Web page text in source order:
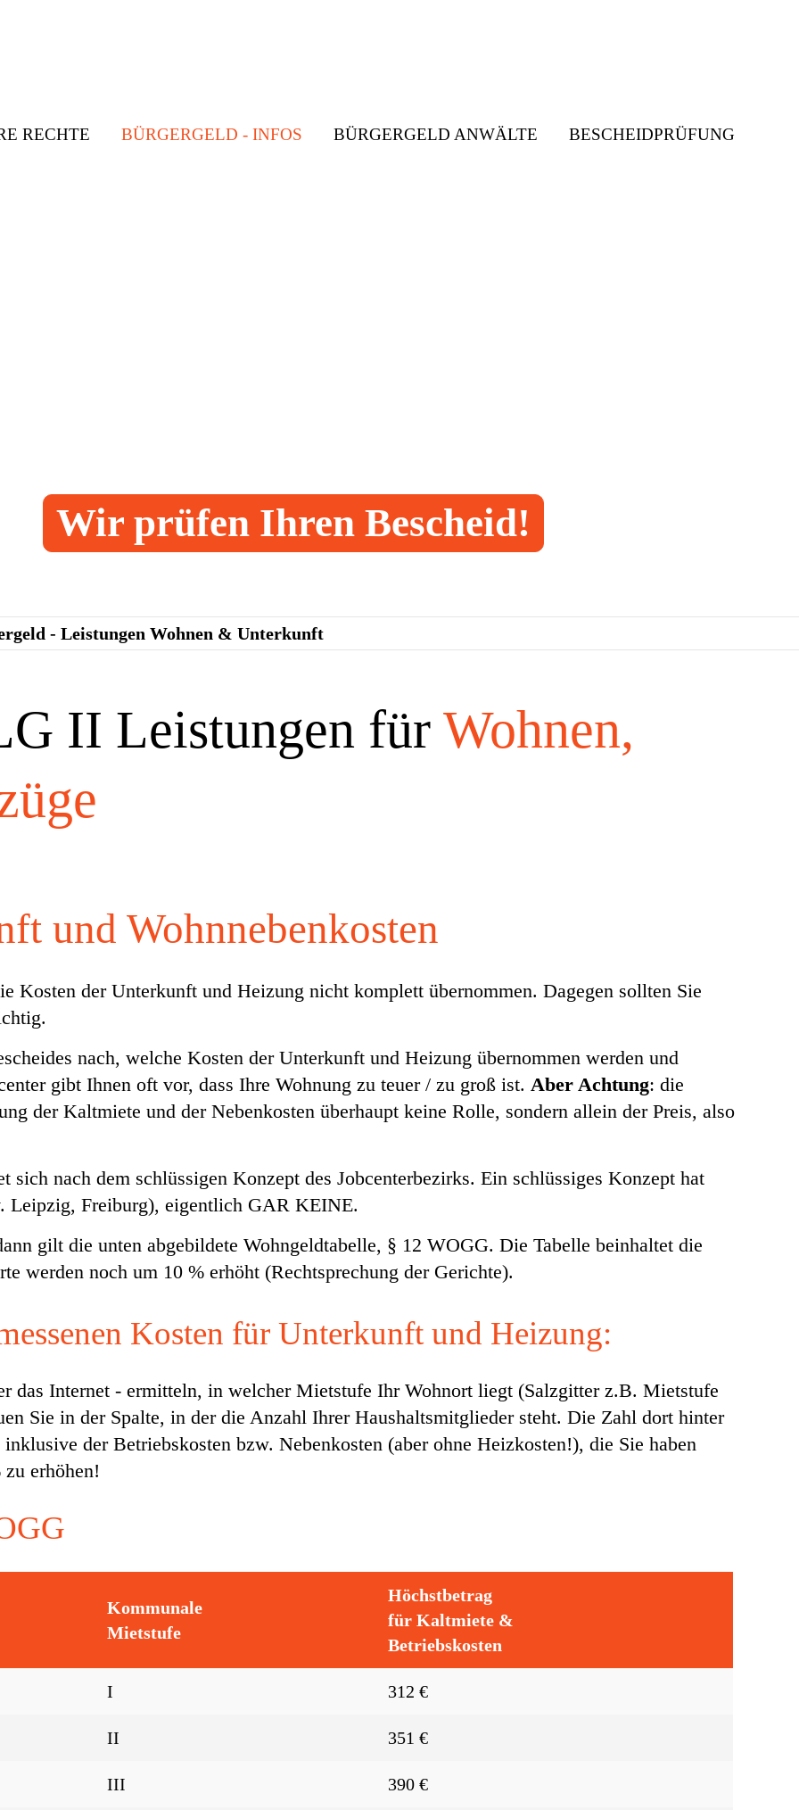
RECHTE BÜRGERGELD - INFOS BÜRGERGELD ANWÄLTE BESCHEIDPRÜFUNG
Wir prüfen Ihren Bescheid!
- Leistungen Wohnen & Unterkunft
II Leistungen für Wohnen,
und Wohnnebenkosten
Kosten der Unterkunft und Heizung nicht komplett übernommen. Dagegen sollten Sie
nach, welche Kosten der Unterkunft und Heizung übernommen werden und
gibt Ihnen oft vor, dass Ihre Wohnung zu teuer / zu groß ist. Aber Achtung: die
der Kaltmiete und der Nebenkosten überhaupt keine Rolle, sondern allein der Preis, also
sich nach dem schlüssigen Konzept des Jobcenterbezirks. Ein schlüssiges Konzept hat
Leipzig, Freiburg), eigentlich GAR KEINE.
gilt die unten abgebildete Wohngeldtabelle, § 12 WOGG. Die Tabelle beinhaltet die
werden noch um 10 % erhöht (Rechtsprechung der Gerichte).
Kosten für Unterkunft und Heizung:
das Internet - ermitteln, in welcher Mietstufe Ihr Wohnort liegt (Salzgitter z.B. Mietstufe
Sie in der Spalte, in der die Anzahl Ihrer Haushaltsmitglieder steht. Die Zahl dort hinter
der Betriebskosten bzw. Nebenkosten (aber ohne Heizkosten!), die Sie haben
erhöhen!
Kommunale
Mietstufe
Höchstbetrag
für Kaltmiete &
Betriebskosten
I 312 €
II 351 €
III 390 €